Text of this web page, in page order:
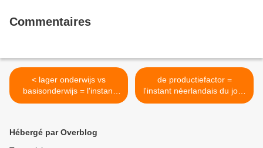
Commentaires
< lager onderwijs vs
basisonderwijs = l'instant
néerlandais du jour
de productiefactor =
l'instant néerlandais du jour
(2026_03_10) >
Hébergé par Overblog